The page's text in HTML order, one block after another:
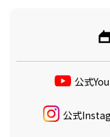
公式
公式